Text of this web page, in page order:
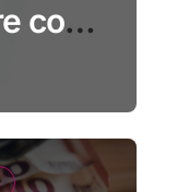
coût,